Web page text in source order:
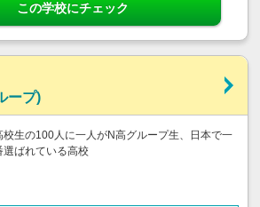
この学校にチェック
ープ)
校生の100人に一人がN高グループ生、日本で一
選ばれている高校